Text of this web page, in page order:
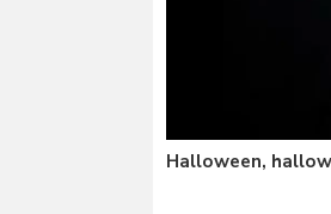
Halloween,